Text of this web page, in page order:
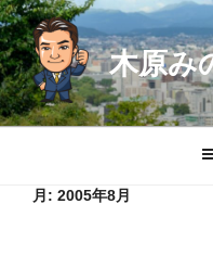
コ
ン
テ
ン
ツ
木原み
月: 2005年8月